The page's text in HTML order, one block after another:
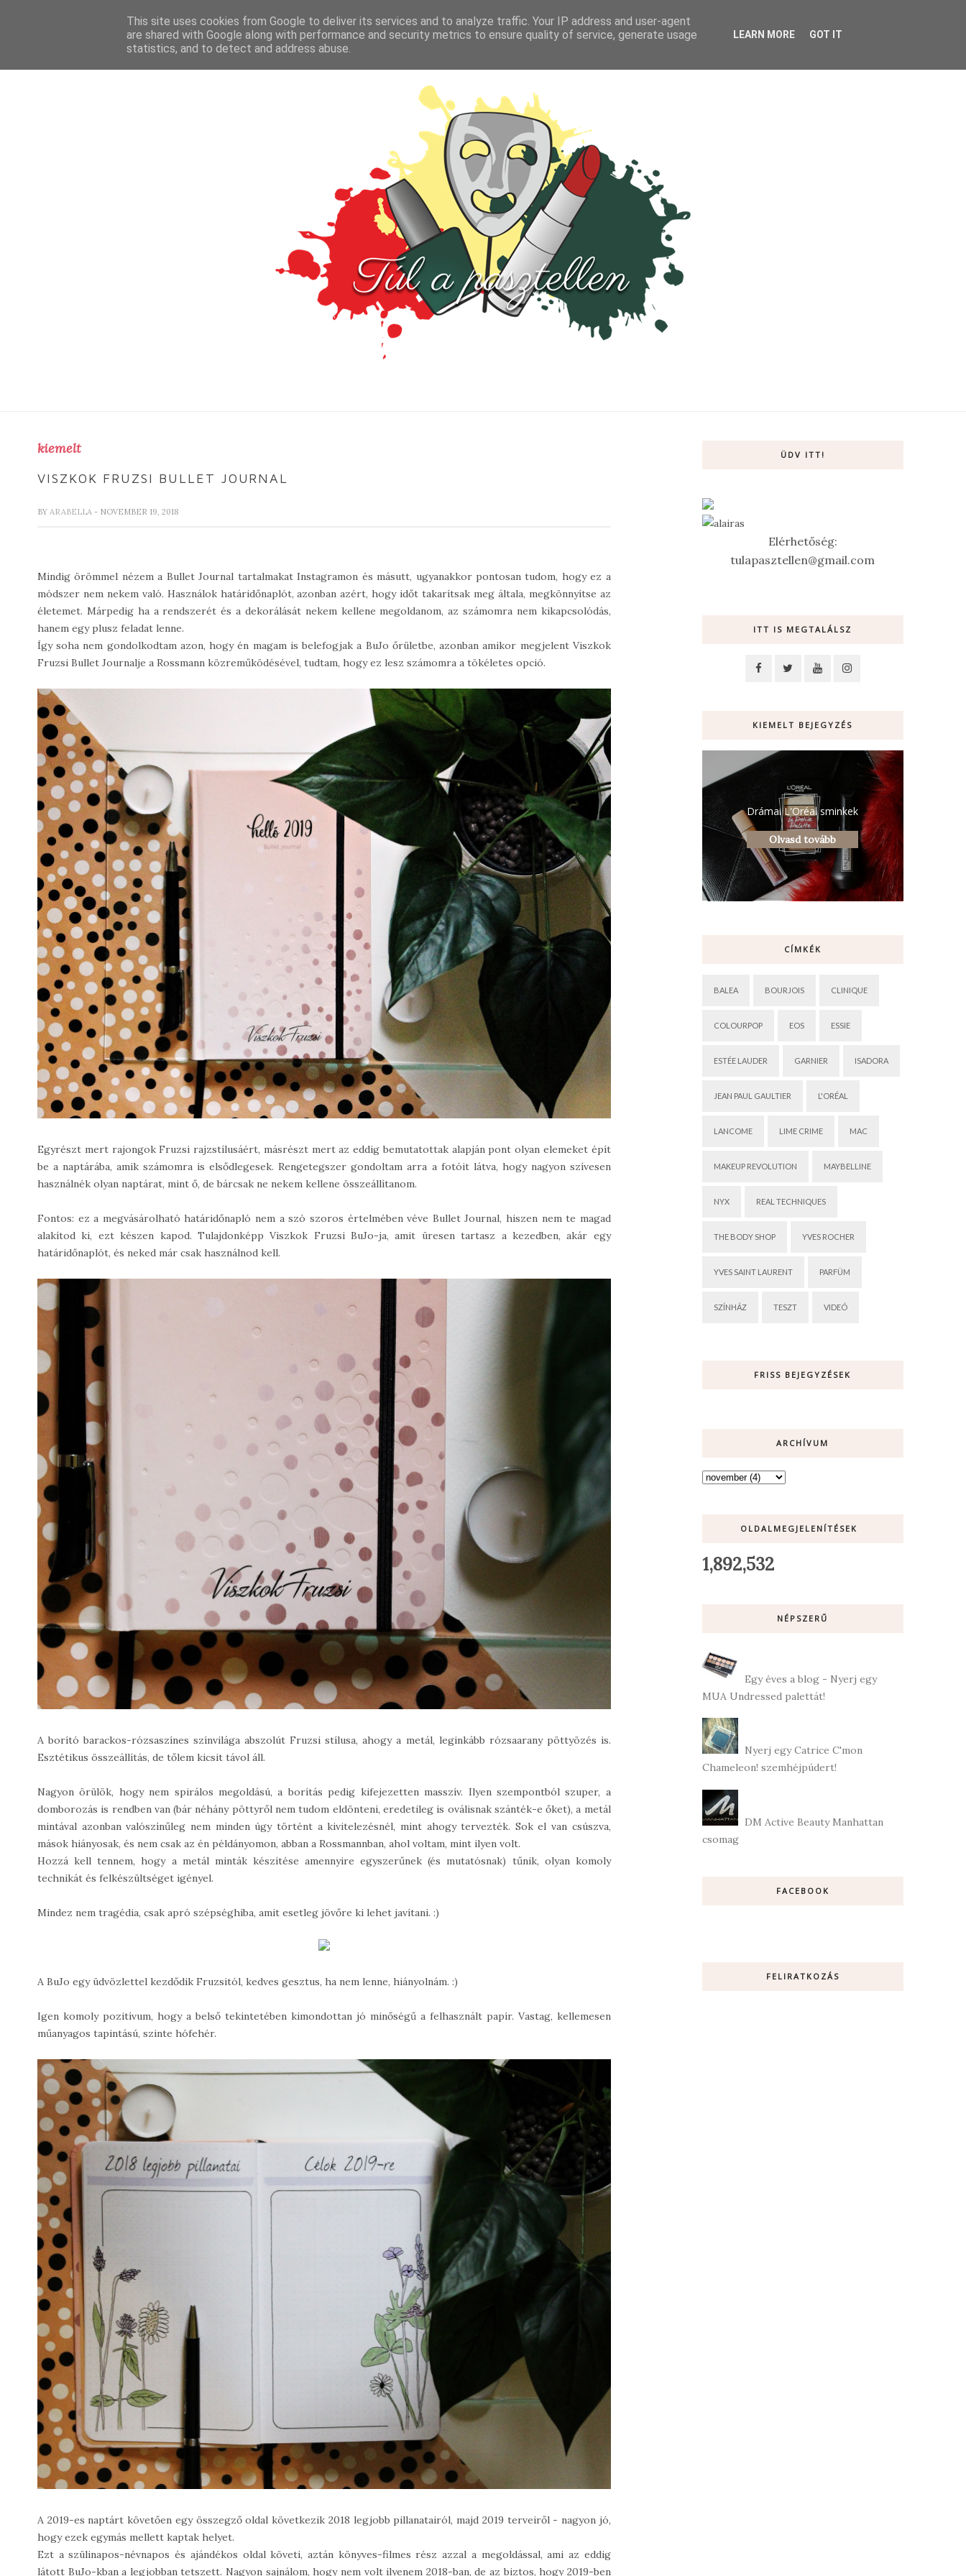
FŐOLDAL TESZT PARFÜM KULTÚRA VIDEÓ
kiemelt
VISZKOK FRUZSI BULLET JOURNAL
BY ARABELLA - NOVEMBER 19, 2018
Mindig örömmel nézem a Bullet Journal tartalmakat Instagramon és másutt, ugyanakkor pontosan tudom, hogy ez a
módszer nem nekem való. Használok határidőnaplót, azonban azért, hogy időt takarítsak meg általa, megkönnyítse az
életemet. Márpedig ha a rendszerét és a dekorálását nekem kellene megoldanom, az számomra nem kikapcsolódás,
hanem egy plusz feladat lenne.
Így soha nem gondolkodtam azon, hogy én magam is belefogjak a BuJo őrületbe, azonban amikor megjelent Viszkok
Fruzsi Bullet Journalje a Rossmann közreműködésével, tudtam, hogy ez lesz számomra a tökéletes opció.
Egyrészt mert rajongok Fruzsi rajzstílusáért, másrészt mert az eddig bemutatottak alapján pont olyan elemeket épít
be a naptárába, amik számomra is elsődlegesek. Rengetegszer gondoltam arra a fotóit látva, hogy nagyon szívesen
használnék olyan naptárat, mint ő, de bárcsak ne nekem kellene összeállítanom.
Fontos: ez a megvásárolható határidőnapló nem a szó szoros értelmében véve Bullet Journal, hiszen nem te magad
alakítod ki, ezt készen kapod. Tulajdonképp Viszkok Fruzsi BuJo-ja, amit üresen tartasz a kezedben, akár egy
határidőnaplót, és neked már csak használnod kell.
A borító barackos-rózsaszínes színvilága abszolút Fruzsi stílusa, ahogy a metál, leginkább rózsaarany pöttyözés is.
Esztétikus összeállítás, de tőlem kicsit távol áll.
Nagyon örülök, hogy nem spirálos megoldású, a borítás pedig kifejezetten masszív. Ilyen szempontból szuper, a
domborozás is rendben van (bár néhány pöttyről nem tudom eldönteni, eredetileg is oválisnak szánték-e őket), a metál
mintával azonban valószínűleg nem minden úgy történt a kivitelezésnél, mint ahogy tervezték. Sok el van csúszva,
mások hiányosak, és nem csak az én példányomon, abban a Rossmannban, ahol voltam, mint ilyen volt.
Hozzá kell tennem, hogy a metál minták készítése amennyire egyszerűnek (és mutatósnak) tűnik, olyan komoly
technikát és felkészültséget igényel.
Mindez nem tragédia, csak apró szépséghiba, amit esetleg jövőre ki lehet javítani. :)
A BuJo egy üdvözlettel kezdődik Fruzsitól, kedves gesztus, ha nem lenne, hiányolnám. :)
Igen komoly pozitívum, hogy a belső tekintetében kimondottan jó minőségű a felhasznált papír. Vastag, kellemesen
műanyagos tapintású, szinte hófehér.
A 2019-es naptárt követően egy összegző oldal következik 2018 legjobb pillanatairól, majd 2019 terveiről - nagyon jó,
hogy ezek egymás mellett kaptak helyet.
Ezt a szülinapos-névnapos és ajándékos oldal követi, aztán könyves-filmes rész azzal a megoldással, ami az eddig
látott BuJo-kban a legjobban tetszett. Nagyon sajnálom, hogy nem volt ilyenem 2018-ban, de az biztos, hogy 2019-ben
ÜDV ITT!
Elérhetőség:
tulapasztellen@gmail.com
ITT IS MEGTALÁLSZ
KIEMELT BEJEGYZÉS
Drámai L'Oréal sminkek
Olvasd tovább
CÍMKÉK
BALEA BOURJOIS CLINIQUE
COLOURPOP EOS ESSIE
ESTÉE LAUDER GARNIER ISADORA
JEAN PAUL GAULTIER L'ORÉAL
LANCOME LIME CRIME MAC
MAKEUP REVOLUTION MAYBELLINE
NYX REAL TECHNIQUES
THE BODY SHOP YVES ROCHER
YVES SAINT LAURENT PARFÜM
SZÍNHÁZ TESZT VIDEÓ
FRISS BEJEGYZÉSEK
ARCHÍVUM
OLDALMEGJELENÍTÉSEK
1,892,532
NÉPSZERŰ
Egy éves a blog - Nyerj egy
MUA Undressed palettát!
Nyerj egy Catrice C'mon
Chameleon! szemhéjpúdert!
DM Active Beauty Manhattan
csomag
FACEBOOK
FELIRATKOZÁS
This site uses cookies from Google to deliver its services and to analyze traffic. Your IP address and user-agent
are shared with Google along with performance and security metrics to ensure quality of service, generate usage
statistics, and to detect and address abuse.
LEARN MORE GOT IT